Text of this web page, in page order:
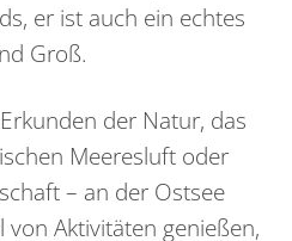
er ist auch ein echtes
Groß.
der Natur, das
Meeresluft oder
– an der Ostsee
Aktivitäten genießen,